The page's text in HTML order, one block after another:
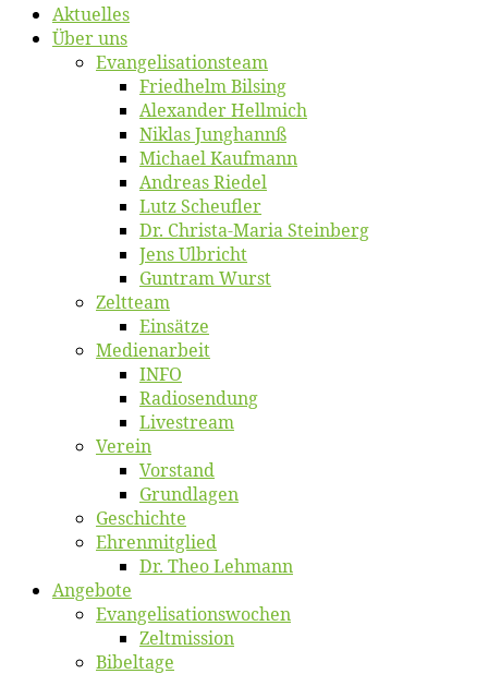
Ak­tu­el­les
Über uns
Evangelisa­tions­team
Fried­helm Bilsing
Alex­an­der Hellmich
Ni­klas Junghannß
Mi­cha­el Kaufmann
An­dre­as Riedel
Lutz Scheuf­ler
Dr. Chris­­ta-Ma­ria Steinberg
Jens Ulb­richt
Gun­tram Wurst
Zelt­team
Ein­sät­ze
Me­di­en­ar­beit
INFO
Ra­dio­sen­dung
Live­stream
Ver­ein
Vor­stand
Grund­la­gen
Ge­schich­te
Eh­ren­mit­glied
Dr. Theo Lehmann
An­ge­bo­te
Evangelisa­tions­wo­chen
Zelt­mis­si­on
Bi­bel­ta­ge